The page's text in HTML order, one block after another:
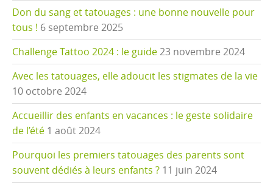
Don du sang et tatouages : une bonne nouvelle pour
tous ! 6 septembre 2025
Challenge Tattoo 2024 : le guide23 novembre 2024
Avec les tatouages, elle adoucit les stigmates de la vie
10 octobre 2024
Accueillir des enfants en vacances : le geste solidaire
de l’été 1 août 2024
Pourquoi les premiers tatouages des parents sont
souvent dédiés à leurs enfants ? 11 juin 2024